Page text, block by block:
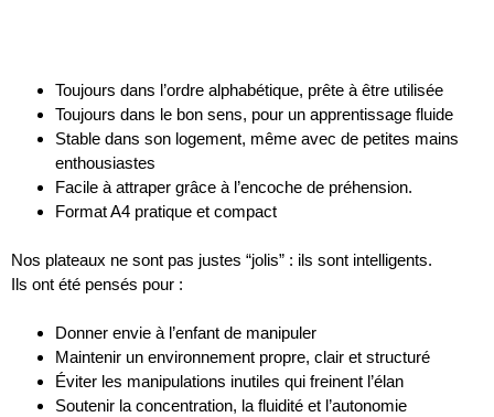
Toujours dans l’ordre alphabétique, prête à être utilisée
Toujours dans le bon sens, pour un apprentissage fluide
Stable dans son logement, même avec de petites mains
enthousiastes
Facile à attraper grâce à l’encoche de préhension.
Format A4 pratique et compact
Nos plateaux ne sont pas justes “jolis” : ils sont intelligents.
Ils ont été pensés pour :
Donner envie à l’enfant de manipuler
Maintenir un environnement propre, clair et structuré
Éviter les manipulations inutiles qui freinent l’élan
Soutenir la concentration, la fluidité et l’autonomie